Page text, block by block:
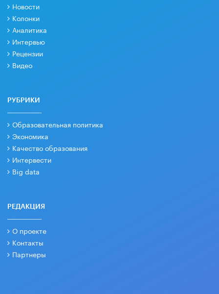
Новости
Колонки
Аналитика
Интервью
Рецензии
Видео
РУБРИКИ
Образовательная политика
Экономика
Качество образования
Интервести
Big data
РЕДАКЦИЯ
О проекте
Контакты
Партнеры